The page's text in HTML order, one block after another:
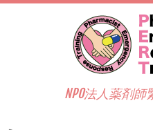
NPO法人薬剤